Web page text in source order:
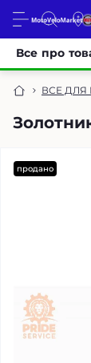
ВСЕ ДЛЯ
Все про
продано